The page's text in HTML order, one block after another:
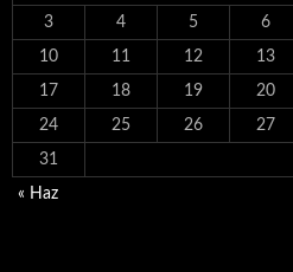
3 4 5 6
10 11 12 13
17 18 19 20
24 25 26 27
31
« Haz